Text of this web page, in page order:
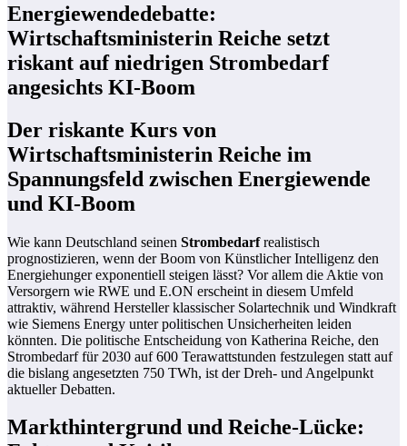
Energiewendedebatte:
Wirtschaftsministerin Reiche setzt
riskant auf niedrigen Strombedarf
angesichts KI-Boom
Der riskante Kurs von
Wirtschaftsministerin Reiche im
Spannungsfeld zwischen Energiewende
und KI-Boom
Wie kann Deutschland seinen Strombedarfrealistisch
prognostizieren, wenn der Boom von Künstlicher Intelligenz den
Energiehunger exponentiell steigen lässt? Vor allem die Aktie von
Versorgern wie RWE und E.ON erscheint in diesem Umfeld
attraktiv, während Hersteller klassischer Solartechnik und Windkraft
wie Siemens Energy unter politischen Unsicherheiten leiden
könnten. Die politische Entscheidung von Katherina Reiche, den
Strombedarf für 2030 auf 600 Terawattstunden festzulegen statt auf
die bislang angesetzten 750 TWh, ist der Dreh- und Angelpunkt
aktueller Debatten.
Markthintergrund und Reiche-Lücke: